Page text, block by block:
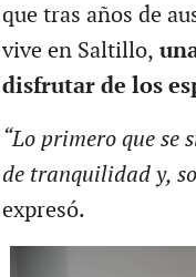
que tras años de
vive en Saltillo,
disfrutar de los
“Lo primero que se
de tranquilidad y,
expresó.